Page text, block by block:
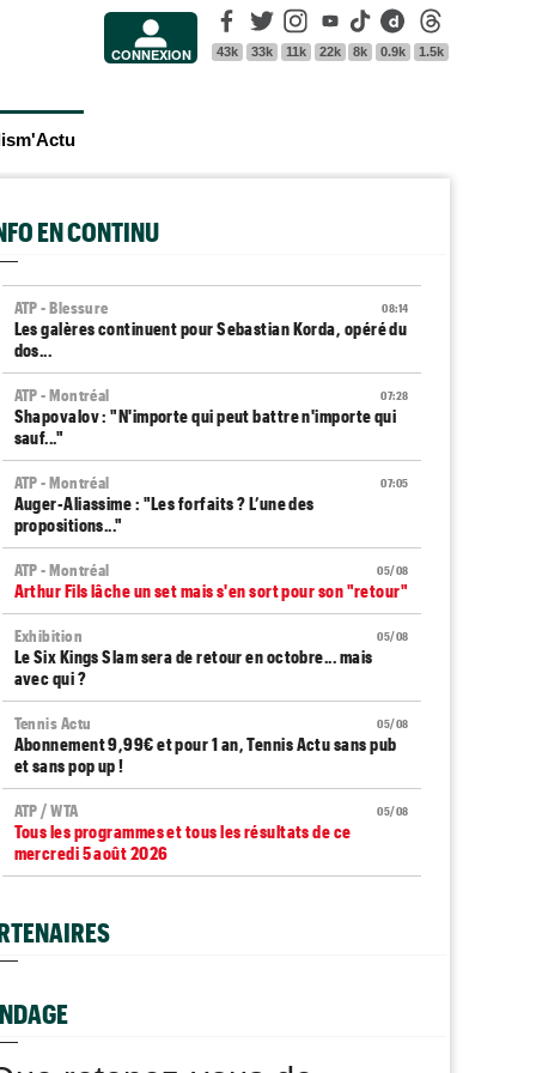
CONNEXION
Facebook
43k
Twitter
33k
Instagram
11k
Youtube
22k
Tik Tok
8k
Dailymotion
0.9k 1.5k
EN CONTINU
08:14
ATP - Blessure
Les galères continuent pour Sebastian Korda, opéré du
dos...
07:28
ATP - Montréal
Shapovalov : "N'importe qui peut battre n'importe qui
sauf..."
07:05
ATP - Montréal
Auger-Aliassime : "Les forfaits ? L’une des
propositions..."
05/08
ATP - Montréal
Arthur Fils lâche un set mais s'en sort pour son "retour"
05/08
Exhibition
Le Six Kings Slam sera de retour en octobre... mais
avec qui ?
05/08
Tennis Actu
Abonnement 9,99€ et pour 1 an, Tennis Actu sans pub
et sans pop up !
05/08
ATP / WTA
Tous les programmes et tous les résultats de ce
mercredi 5 août 2026
"C'est dommage"